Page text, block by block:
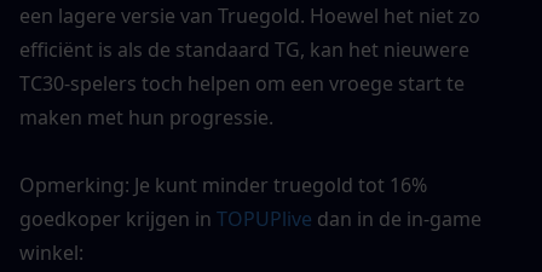
een lagere versie van Truegold. Hoewel het niet zo
efficiënt is als de standaard TG, kan het nieuwere
TC30-spelers toch helpen om een vroege start te
maken met hun progressie.
Opmerking: Je kunt minder truegold tot 16%
goedkoper krijgen in TOPUPlive dan in de in-game
winkel: